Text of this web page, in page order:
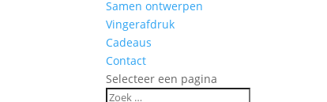
Samen ontwerpen
Vingerafdruk
Cadeaus
Contact
Selecteer een pagina